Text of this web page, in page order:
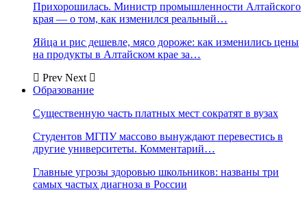
Прихорошилась. Министр промышленности Алтайского
края — о том, как изменился реальный…
Яйца и рис дешевле, мясо дороже: как изменились цены
на продукты в Алтайском крае за…
Prev Next
Образование
Существенную часть платных мест сократят в вузах
Студентов МГПУ массово вынуждают перевестись в
другие университеты. Комментарий…
Главные угрозы здоровью школьников: названы три
самых частых диагноза в России